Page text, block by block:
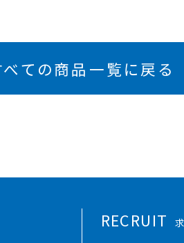
べての商品一覧に戻る
RECRUIT